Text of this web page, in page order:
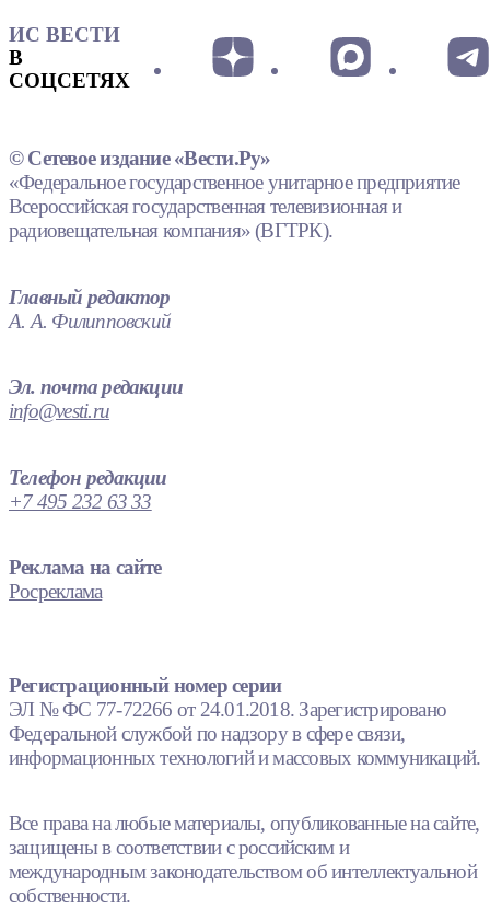
ИС ВЕСТИ
В
СОЦСЕТЯХ
© Сетевое издание «Вести.Ру»
«Федеральное государственное унитарное предприятие
Всероссийская государственная телевизионная и
радиовещательная компания» (ВГТРК).
Главный редактор
А. А. Филипповский
Эл. почта редакции
info@vesti.ru
Телефон редакции
+7 495 232 63 33
Реклама на сайте
Росреклама
Регистрационный номер серии
ЭЛ № ФС 77-72266 от 24.01.2018. Зарегистрировано
Федеральной службой по надзору в сфере связи,
информационных технологий и массовых коммуникаций.
Все права на любые материалы, опубликованные на сайте,
защищены в соответствии с российским и
международным законодательством об интеллектуальной
собственности.